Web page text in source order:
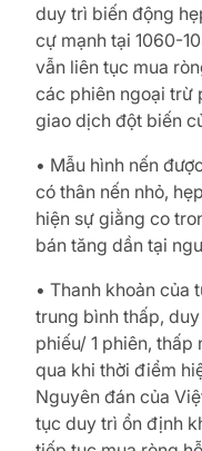
duy trì biến động
cự mạnh tại 1060-
vẫn liên tục mua
các phiên ngoại trừ
giao dịch đột biến
• Mẫu hình nến
có thân nến nhỏ,
hiện sự giằng co
bán tăng dần tại
• Thanh khoản của
trung bình thấp,
phiếu/ 1 phiên,
qua khi thời điểm
Nguyên đán của
tục duy trì ổn định